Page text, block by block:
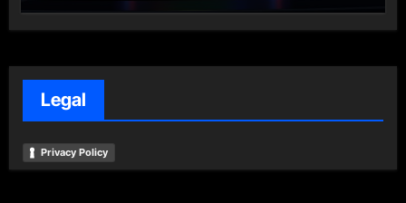
Legal
Privacy Policy